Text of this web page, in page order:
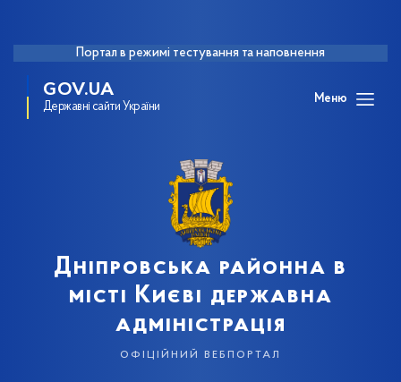
Портал в режимі тестування та наповнення
GOV.UA
Державні сайти України
Меню
Дніпровська районна в
місті Києві державна
адміністрація
офіційний вебпортал